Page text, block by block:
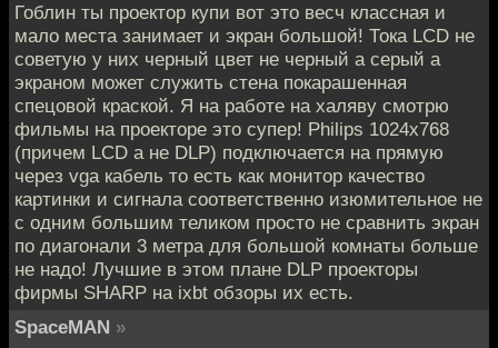
Гоблин ты проектор купи вот это весч классная и
мало места занимает и экран большой! Тока LCD не
советую у них черный цвет не черный а серый а
экраном может служить стена покарашенная
спецовой краской. Я на работе на халяву смотрю
фильмы на проекторе это супер! Philips 1024x768
(причем LCD а не DLP) подключается на прямую
через vga кабель то есть как монитор качество
картинки и сигнала соответственно изюмительное не
с одним большим теликом просто не сравнить экран
по диагонали 3 метра для большой комнаты больше
не надо! Лучшие в этом плане DLP проекторы
фирмы SHARP на ixbt обзоры их есть.
SpaceMAN »